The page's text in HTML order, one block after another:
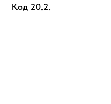
Код 20.2.